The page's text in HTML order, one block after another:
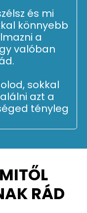
és mi
könnyebb
a
valóban
sokkal
azt a
tényleg
RÁD